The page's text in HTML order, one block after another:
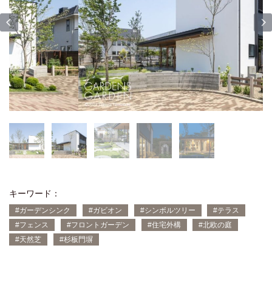
キーワード：
#ガーデンシンク #ガビオン #シンボルツリー
#テラス
#フェンス
#フロントガーデン #住宅外構
#北欧の庭
#天然芝
#杉板門塀